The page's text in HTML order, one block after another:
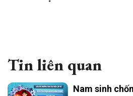
Tin liên quan
Nam sinh